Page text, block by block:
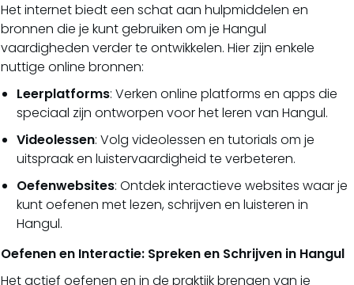
Het internet biedt een schat aan hulpmiddelen en
bronnen die je kunt gebruiken om je Hangul
vaardigheden verder te ontwikkelen. Hier zijn enkele
nuttige online bronnen:
Leerplatforms: Verken online platforms en apps die
speciaal zijn ontworpen voor het leren van Hangul.
Videolessen: Volg videolessen en tutorials om je
uitspraak en luistervaardigheid te verbeteren.
Oefenwebsites: Ontdek interactieve websites waar je
kunt oefenen met lezen, schrijven en luisteren in
Hangul.
Oefenen en Interactie: Spreken en Schrijven in Hangul
Het actief oefenen en in de praktijk brengen van je